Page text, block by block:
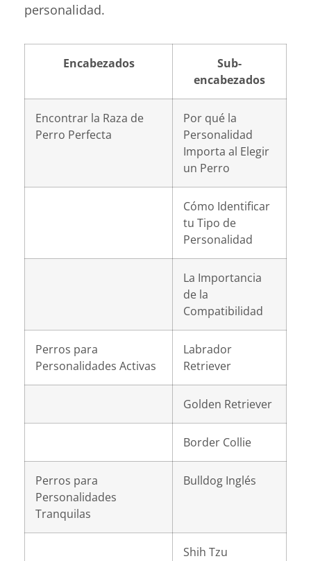
personalidad.
Encabezados
Sub-
encabezados
Encontrar la Raza de
Perro Perfecta
Por qué la
Personalidad
Importa al Elegir
un Perro
Cómo Identificar
tu Tipo de
Personalidad
La Importancia
de la
Compatibilidad
Perros para
Personalidades Activas
Labrador
Retriever
Golden Retriever
Border Collie
Perros para
Personalidades
Tranquilas
Bulldog Inglés
Shih Tzu